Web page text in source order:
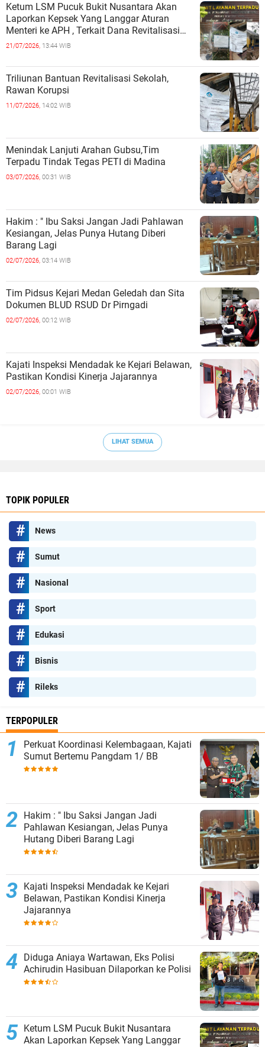
Ketum LSM Pucuk Bukit Nusantara Akan
Laporkan Kepsek Yang Langgar Aturan
Menteri ke APH , Terkait Dana Revitalisasi
Sekolah
21/07/2026, 13:44 WIB
Triliunan Bantuan Revitalisasi Sekolah,
Rawan Korupsi
11/07/2026, 14:02 WIB
Menindak Lanjuti Arahan Gubsu,Tim
Terpadu Tindak Tegas PETI di Madina
03/07/2026, 00:31 WIB
Hakim : " Ibu Saksi Jangan Jadi Pahlawan
Kesiangan, Jelas Punya Hutang Diberi
Barang Lagi
02/07/2026, 03:14 WIB
Tim Pidsus Kejari Medan Geledah dan Sita
Dokumen BLUD RSUD Dr Pirngadi
02/07/2026, 00:12 WIB
Kajati Inspeksi Mendadak ke Kejari Belawan,
Pastikan Kondisi Kinerja Jajarannya
02/07/2026, 00:01 WIB
LIHAT SEMUA
TOPIK POPULER
News
Sumut
Nasional
Sport
Edukasi
Bisnis
Rileks
TERPOPULER
Perkuat Koordinasi Kelembagaan, Kajati
Sumut Bertemu Pangdam 1/ BB
Hakim : " Ibu Saksi Jangan Jadi
Pahlawan Kesiangan, Jelas Punya
Hutang Diberi Barang Lagi
Kajati Inspeksi Mendadak ke Kejari
Belawan, Pastikan Kondisi Kinerja
Jajarannya
Diduga Aniaya Wartawan, Eks Polisi
Achirudin Hasibuan Dilaporkan ke Polisi
Ketum LSM Pucuk Bukit Nusantara
Akan Laporkan Kepsek Yang Langgar